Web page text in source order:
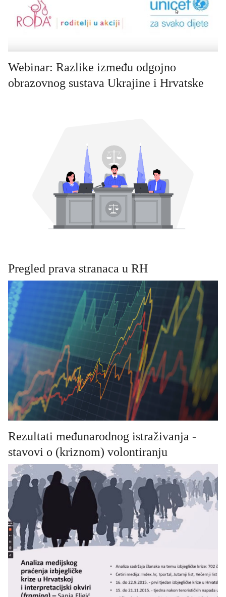
Webinar: Razlike između odgojno
obrazovnog sustava Ukrajine i Hrvatske
Pregled prava stranaca u RH
Rezultati međunarodnog istraživanja -
stavovi o (kriznom) volontiranju